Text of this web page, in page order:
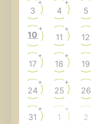
3
+
4
+
5
10
+
11
+
12
17
+
18
+
19
24
+
25
+
26
31
+
1
+
2